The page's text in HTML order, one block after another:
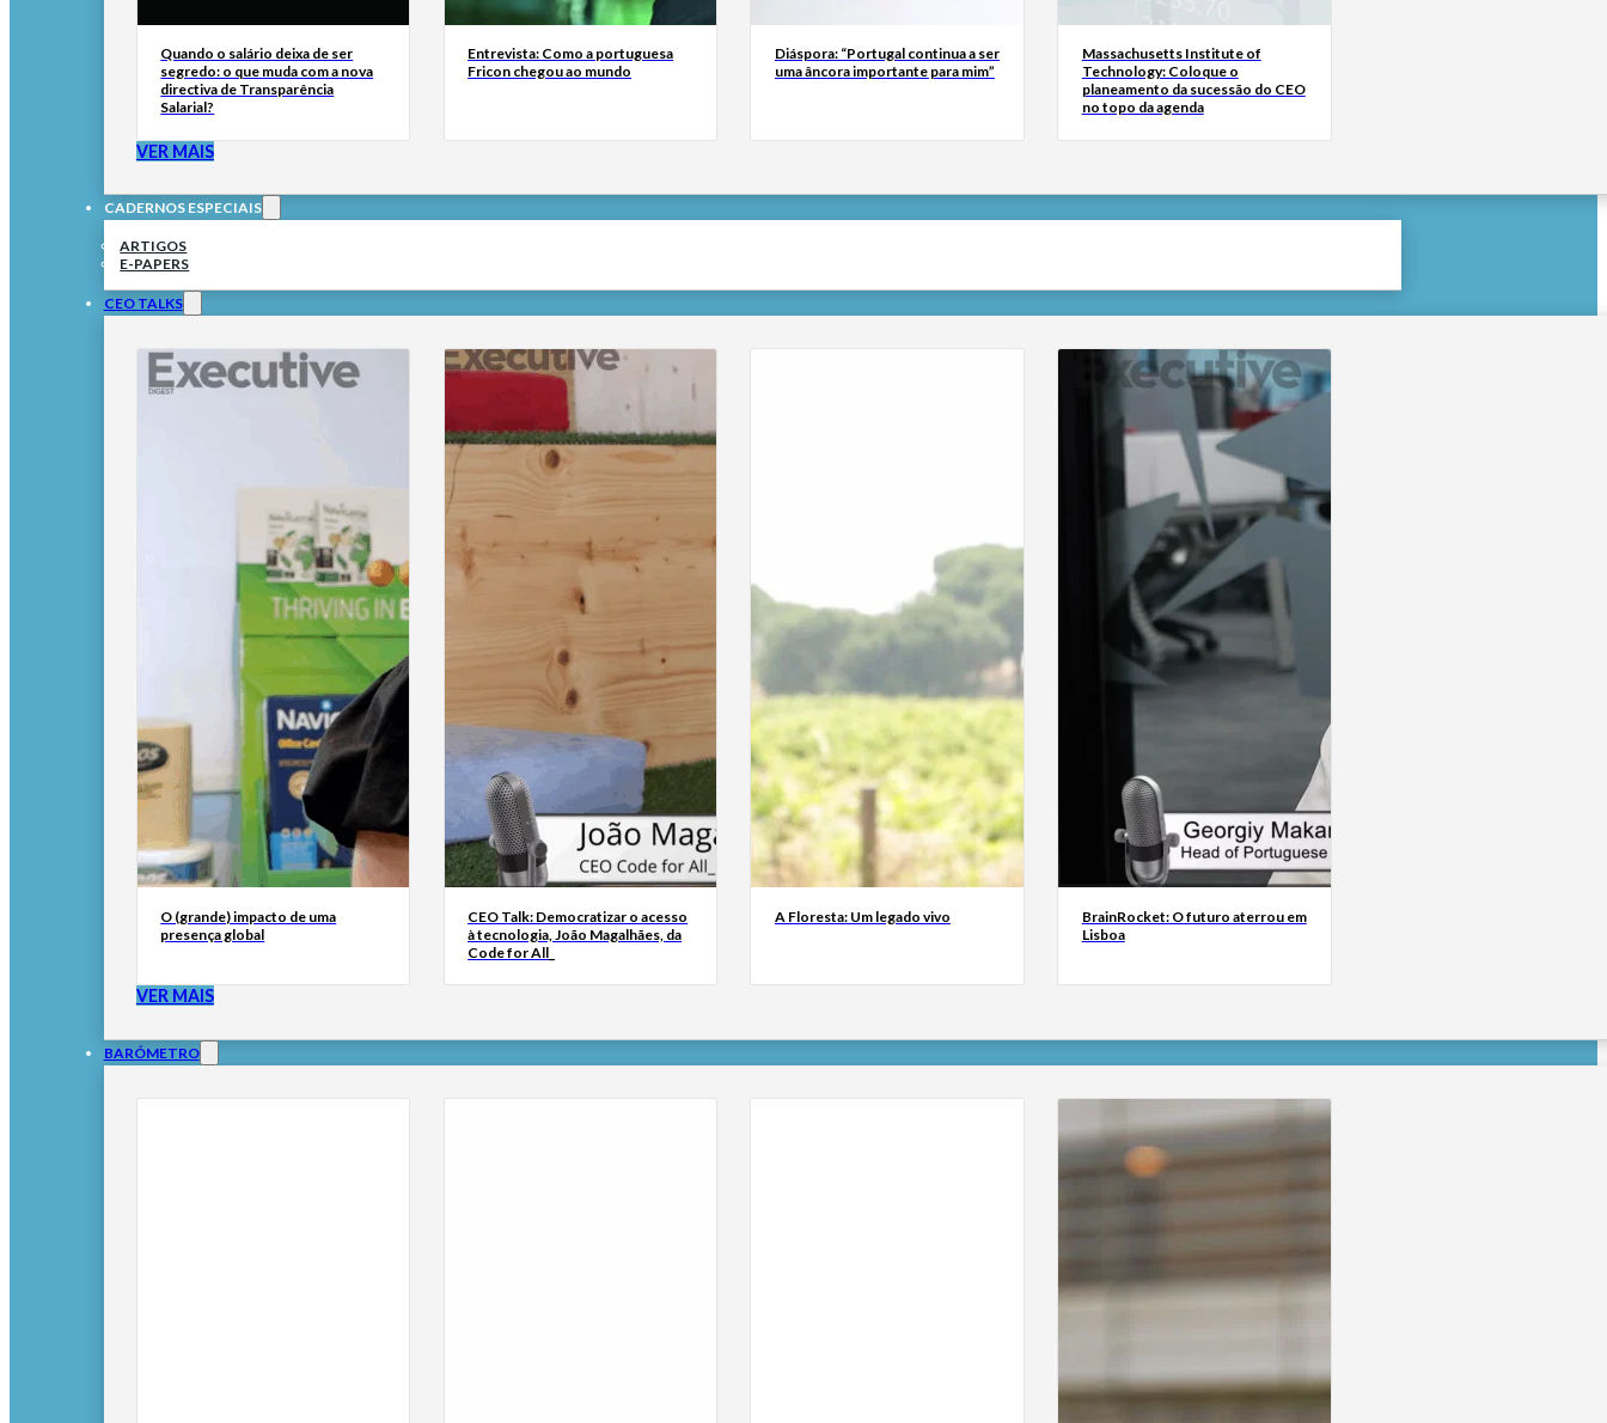
Quando o salário deixa de ser
segredo: o que muda com a nova
directiva de Transparência
Salarial?
Entrevista: Como a portuguesa
Fricon chegou ao mundo
Diáspora: “Portugal continua a ser
uma âncora importante para mim”
Massachusetts Institute of
Technology: Coloque o
planeamento da sucessão do CEO
no topo da agenda
VER MAIS
CADERNOS ESPECIAIS
ARTIGOS
E-PAPERS
CEO TALKS
O (grande) impacto de uma
presença global
CEO Talk: Democratizar o acesso
à tecnologia, João Magalhães, da
Code for All_
A Floresta: Um legado vivo
BrainRocket: O futuro aterrou em
Lisboa
VER MAIS
BARÓMETRO